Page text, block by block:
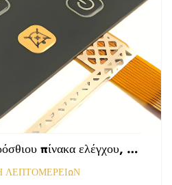
Ματές ετικέτες εμπρόσθιου πίνακα ελέγχου, τρυπημένες με αμαυρωμένη επιφάνεια, πάχους 0,25 mm, ετικέτες από πολυκαρβονικό ή PVC
ΛΕΠΤΟΜΕΡΕΙΩΝ